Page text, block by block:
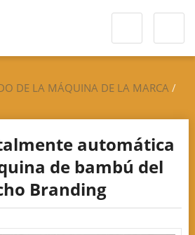
DE LA MÁQUINA DE LA MARCA /
PINCHOS MÁQUINA
automática
de bambú del
Branding